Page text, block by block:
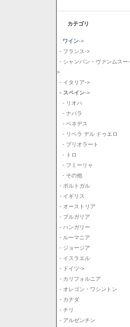
カテゴリ
ワイン->
- フランス->
- シャンパン・ヴァンムスー-
>
- イタリア->
- スペイン->
- リオハ
- ナバラ
- ペネデス
- リベラ デル ドゥエロ
- プリオラート
- トロ
- フミーリャ
- その他
- ポルトガル
- イギリス
- オーストリア
- ブルガリア
- ハンガリー
- ルーマニア
- ジョージア
- イスラエル
- ドイツ->
- カリフォルニア
- オレゴン・ワシントン
- カナダ
- チリ
- アルゼンチン